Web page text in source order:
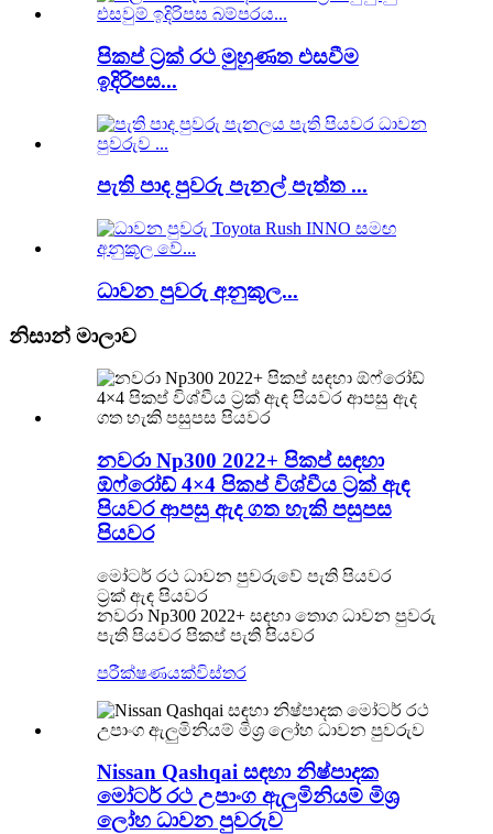
පිකප් ට්‍රක් රථ මුහුණත එසවීම
ඉදිරිපස...
පැති පාද පුවරු පැනල් පැත්ත ...
ධාවන පුවරු අනුකූල...
නිසාන් මාලාව
නවරා Np300 2022+ පිකප් සඳහා
ඕෆ්රෝඩ් 4×4 පිකප් විශ්වීය ට්‍රක් ඇඳ
පියවර ආපසු ඇද ගත හැකි පසුපස
පියවර
මෝටර් රථ ධාවන පුවරුවේ පැති පියවර
ට්‍රක් ඇඳ පියවර
නවරා Np300 2022+ සඳහා තොග ධාවන පුවරු
පැති පියවර පිකප් පැති පියවර
පරීක්ෂණයක්විස්තර
Nissan Qashqai සඳහා නිෂ්පාදක
මෝටර් රථ උපාංග ඇලුමිනියම් මිශ්‍ර
ලෝහ ධාවන පුවරුව